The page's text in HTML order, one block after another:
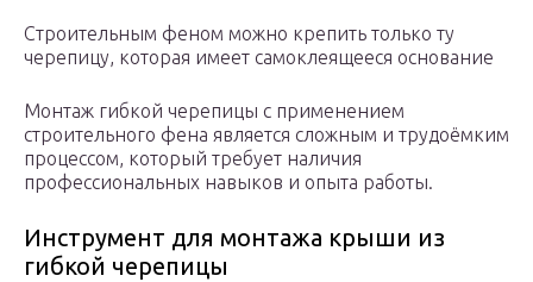
Строительным феном можно крепить только ту
черепицу, которая имеет самоклеящееся основание
Монтаж гибкой черепицы с применением
строительного фена является сложным и трудоёмким
процессом, который требует наличия
профессиональных навыков и опыта работы.
Инструмент для монтажа крыши из
гибкой черепицы